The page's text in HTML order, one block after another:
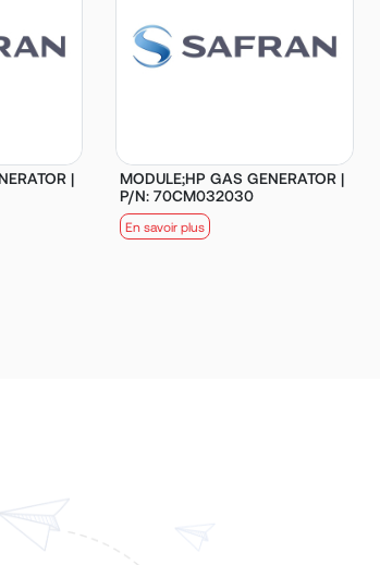
|
MODULE;HP GAS GENERATOR |
P/N: 70CM032030
En savoir plus